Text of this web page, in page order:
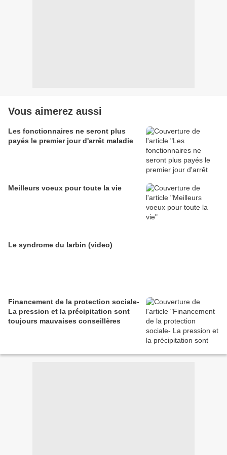
Vous aimerez aussi
Les fonctionnaires ne seront plus
payés le premier jour d'arrêt maladie
Meilleurs voeux pour toute la vie
Le syndrome du larbin (video)
Financement de la protection sociale-
La pression et la précipitation sont
toujours mauvaises conseillères